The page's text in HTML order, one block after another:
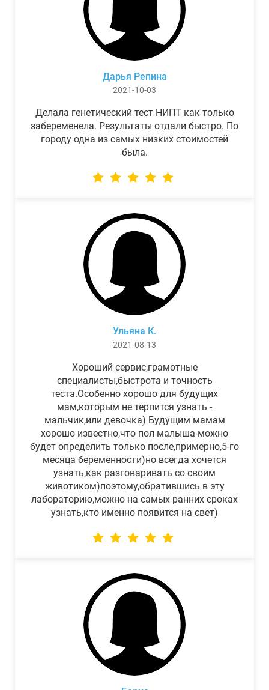
Дарья Репина
2021-10-03
Делала генетический тест НИПТ как только
забеременела. Результаты отдали быстро. По
городу одна из самых низких стоимостей
была.
Ульяна К.
2021-08-13
Хороший сервис,грамотные
специалисты,быстрота и точность
теста.Особенно хорошо для будущих
мам,которым не терпится узнать -
мальчик,или девочка) Будущим мамам
хорошо известно,что пол малыша можно
будет определить только после,примерно,5-го
месяца беременности)но всегда хочется
узнать,как разговаривать со своим
животиком)поэтому,обратившись в эту
лабораторию,можно на самых ранних сроках
узнать,кто именно появится на свет)